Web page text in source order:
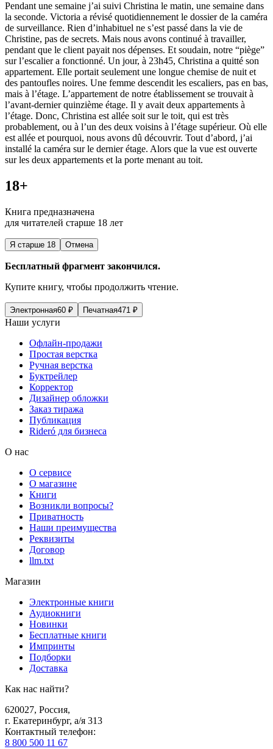
Pendant une semaine j’ai suivi Christina le matin, une semaine dans
la seconde. Victoria a révisé quotidiennement le dossier de la caméra
de surveillance. Rien d’inhabituel ne s’est passé dans la vie de
Christine, pas de secrets. Mais nous avons continué à travailler,
pendant que le client payait nos dépenses. Et soudain, notre “piège”
sur l’escalier a fonctionné. Un jour, à 23h45, Christina a quitté son
appartement. Elle portait seulement une longue chemise de nuit et
des pantoufles noires. Une femme descendit les escaliers, pas en bas,
mais à l’étage. L’appartement de notre établissement se trouvait à
l’avant-dernier quinzième étage. Il y avait deux appartements à
l’étage. Donc, Christina est allée soit sur le toit, qui est très
probablement, ou à l’un des deux voisins à l’étage supérieur. Où elle
est allée et pourquoi, nous avons dû découvrir. Tout d’abord, j’ai
installé la caméra sur le dernier étage. Alors que la vue est ouverte
sur les deux appartements et la porte menant au toit.
18+
Книга предназначена
для читателей старше 18 лет
Я старше 18 Отмена
Бесплатный фрагмент закончился.
Купите книгу, чтобы продолжить чтение.
Электронная60 ₽ Печатная471 ₽
Наши услуги
Офлайн-продажи
Простая верстка
Ручная верстка
Буктрейлер
Корректор
Дизайнер обложки
Заказ тиража
Публикация
Rideró для бизнеса
О нас
О сервисе
О магазине
Книги
Возникли вопросы?
Приватность
Наши преимущества
Реквизиты
Договор
llm.txt
Магазин
Электронные книги
Аудиокниги
Новинки
Бесплатные книги
Импринты
Подборки
Доставка
Как нас найти?
620027, Россия,
г. Екатеринбург, а/я 313
Контактный телефон:
8 800 500 11 67